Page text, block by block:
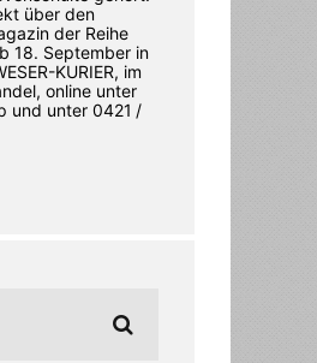
über den
der Reihe
18. September in
­KURIER, im
online unter
und unter 0421 /